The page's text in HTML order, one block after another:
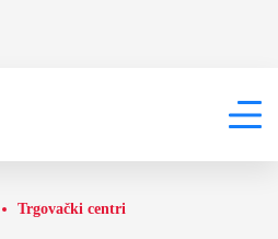
Trgovački centri